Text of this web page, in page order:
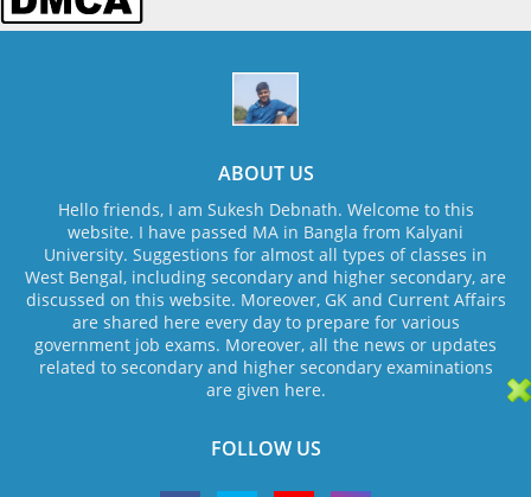
ABOUT US
Hello friends, I am Sukesh Debnath. Welcome to this
website. I have passed MA in Bangla from Kalyani
University. Suggestions for almost all types of classes in
West Bengal, including secondary and higher secondary, are
discussed on this website. Moreover, GK and Current Affairs
are shared here every day to prepare for various
government job exams. Moreover, all the news or updates
related to secondary and higher secondary examinations
are given here.
FOLLOW US